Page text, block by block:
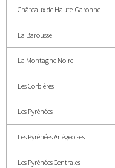
Châteaux de Haute-Garonne
La Barousse
La Montagne Noire
Les Corbières
Les Pyrénées
Les Pyrénées Ariégeoises
Les Pyrénées Centrales